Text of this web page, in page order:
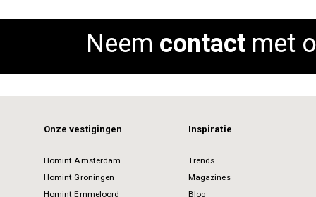
Neem contactmet
Onze vestigingen
Homint Amsterdam
Homint Groningen
Homint Emmeloord
Inspiratie
Trends
Magazines
Blog